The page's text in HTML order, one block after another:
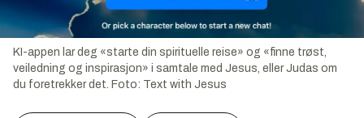
KI-appen lar deg «starte din spirituelle reise» og «finne trøst,
veiledning og inspirasjon» i samtale med Jesus, eller Judas om
du foretrekker det. Foto: Text with Jesus